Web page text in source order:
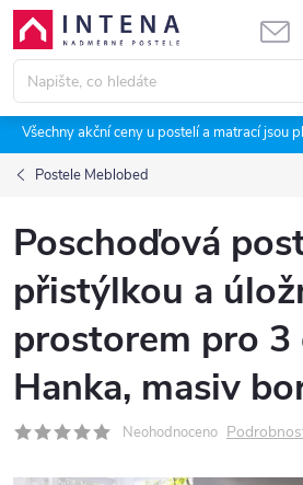
Přejít
obsah
Všechny akční ceny u postelí a matrací jsou
Postele Meblobed
Poschoďová
přistýlkou a
prostorem pro 3
Hanka, masiv
Neohodnoceno